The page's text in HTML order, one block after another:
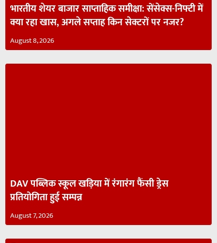
भारतीय शेयर बाजार साप्ताहिक समीक्षा: सेंसेक्स-निफ्टी में
क्या रहा खास, अगले सप्ताह किन सेक्टरों पर नजर?
August 8, 2026
DAV पब्लिक स्कूल खड़िया में रंगारंग फैंसी ड्रेस
प्रतियोगिता हुई सम्पन्न
August 7, 2026